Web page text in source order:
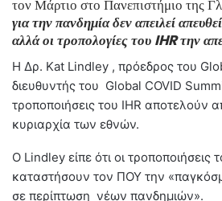
τον Μάρτιο στο Πανεπιστήμιο της
για την πανδημία δεν απειλεί
αλλά οι τροπολογίες του IHR την
Η Δρ. Kat Lindley , πρόεδρος του
διευθυντής του Global COVID
τροποποιήσεις του IHR αποτελούν
κυριαρχία των εθνών.
Ο Lindley είπε ότι οι τροποποιήσεις
καταστήσουν τον ΠΟΥ την
σε περίπτωση νέων πανδημιών».